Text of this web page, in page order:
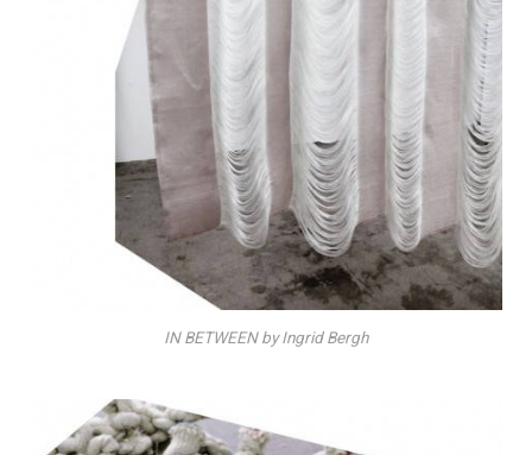
IN BETWEEN by Ingrid Bergh